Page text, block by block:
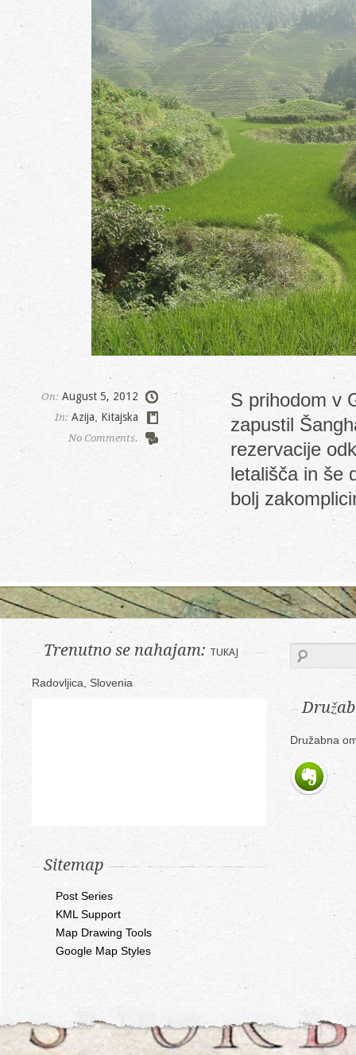
On: August 5, 2012
In: Azija Kitajska
No Comments.
S prihodom v
zapustil
rezervacije
letališča in še
bolj
Trenutno se nahajam: TUKAJ
Radovljica, Slovenia
Sitemap
Post Series
KML Support
Map Drawing Tools
Google Map Styles
Družabna